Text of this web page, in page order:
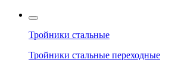
Тройники стальные
Тройники стальные переходные